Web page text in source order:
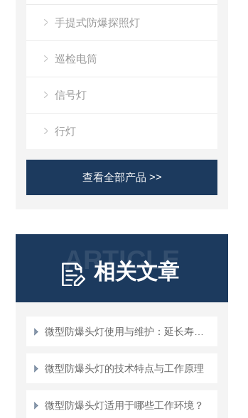
手提式防爆探照灯
巡检电筒
信号灯
行灯
查看全部产品 >>
ARTICLE
相关文章
微型防爆头灯的技术特点与工作原理
微型防爆头灯适用于哪些工作环境？